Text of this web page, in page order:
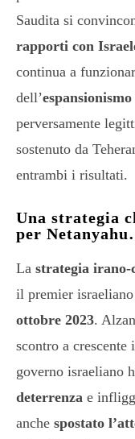
Saudita si
rapporti con
continua a
dell’
perversamente
sostenuto da
entrambi i risultati.
Una strategia
per
La strategia irano-
il premier israeliano
ottobre 2023.
scontro a
governo israeliano
deterrenza e
anche spostato